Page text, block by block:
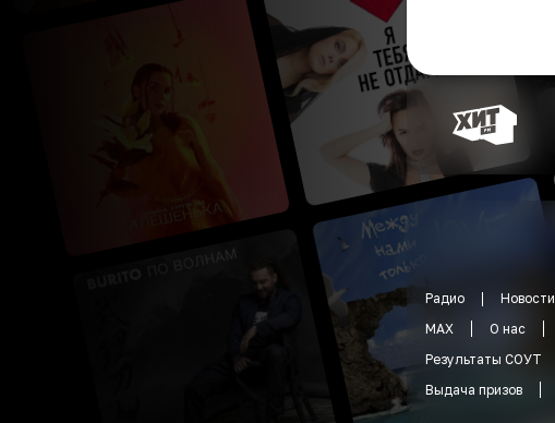
Радио Новости
MAX
О нас
Результаты СОУТ
Выдача призов